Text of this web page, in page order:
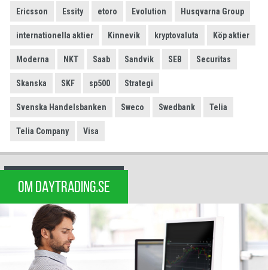
Ericsson Essity etoro Evolution Husqvarna Group
internationella aktier Kinnevik kryptovaluta Köp aktier
Moderna NKT Saab Sandvik SEB Securitas
Skanska SKF sp500 Strategi
Svenska Handelsbanken Sweco Swedbank Telia
Telia Company Visa
OM DAYTRADING.SE